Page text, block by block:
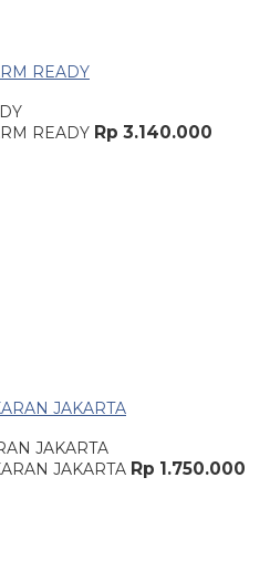
Rp 3.140.000
JAKARTA
Rp 1.750.000